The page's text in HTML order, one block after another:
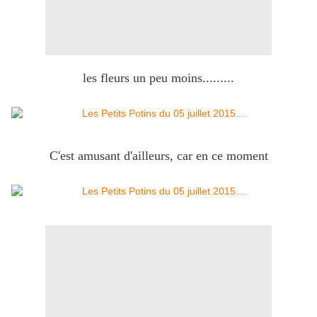
les fleurs un peu moins.........
C'est amusant d'ailleurs, car en ce moment